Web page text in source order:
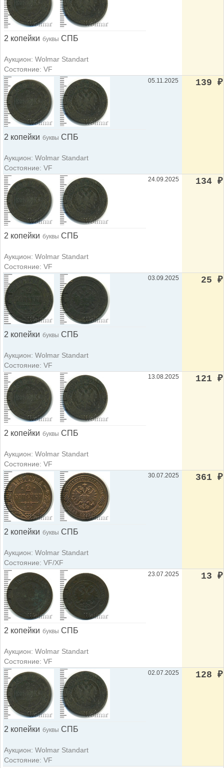
2 копейки буквы СПБ
Аукцион: Wolmar Standart
Состояние: VF
2 копейки буквы СПБ
Аукцион: Wolmar Standart
Состояние: VF
05.11.2025 139 ₽
2 копейки буквы СПБ
Аукцион: Wolmar Standart
Состояние: VF
24.09.2025 134 ₽
2 копейки буквы СПБ
Аукцион: Wolmar Standart
Состояние: VF
03.09.2025 25 ₽
2 копейки буквы СПБ
Аукцион: Wolmar Standart
Состояние: VF
13.08.2025 121 ₽
2 копейки буквы СПБ
Аукцион: Wolmar Standart
Состояние: VF/XF
30.07.2025 361 ₽
2 копейки буквы СПБ
Аукцион: Wolmar Standart
Состояние: VF
23.07.2025 13 ₽
2 копейки буквы СПБ
Аукцион: Wolmar Standart
Состояние: VF
02.07.2025 128 ₽